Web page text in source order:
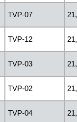
TVP-07
TVP-12
TVP-03
TVP-02
TVP-04